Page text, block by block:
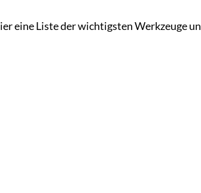
eine Liste der wichtigsten Werkzeuge